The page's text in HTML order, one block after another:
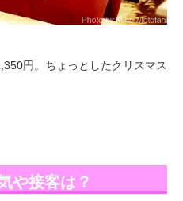
円。ちょっとしたクリスマス
や接客は？